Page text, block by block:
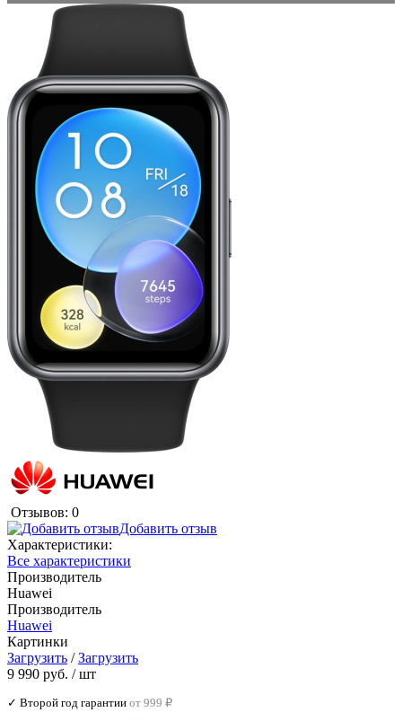
Отзывов: 0
Добавить отзыв
Характеристики:
Все характеристики
Производитель
Huawei
Производитель
Huawei
Картинки
Загрузить /Загрузить
9 990 руб. / шт
✓ Второй год гарантии от 999 ₽